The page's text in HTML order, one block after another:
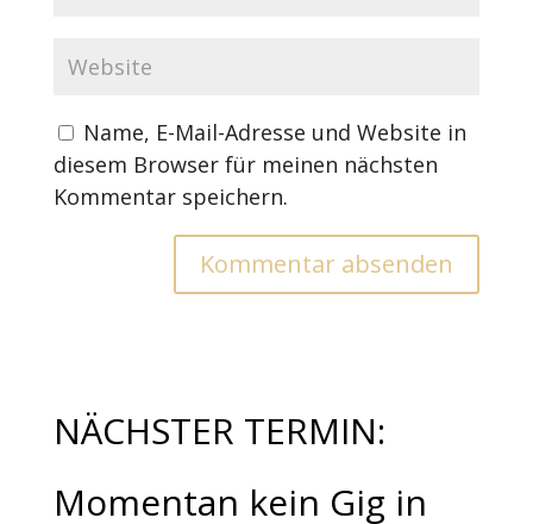
Name, E-Mail-Adresse und Website in
diesem Browser für meinen nächsten
Kommentar speichern.
NÄCHSTER TERMIN:
Momentan kein Gig in